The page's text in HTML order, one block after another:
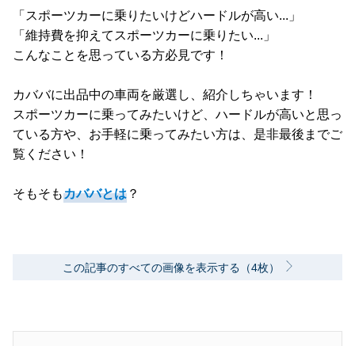
「スポーツカーに乗りたいけどハードルが高い...」
「維持費を抑えてスポーツカーに乗りたい...」
こんなことを思っている方必見です！
カババに出品中の車両を厳選し、紹介しちゃいます！
スポーツカーに乗ってみたいけど、ハードルが高いと思っ
ている方や、お手軽に乗ってみたい方は、是非最後までご
覧ください！
そもそもカババとは ？
この記事のすべての画像を表示する（4枚）